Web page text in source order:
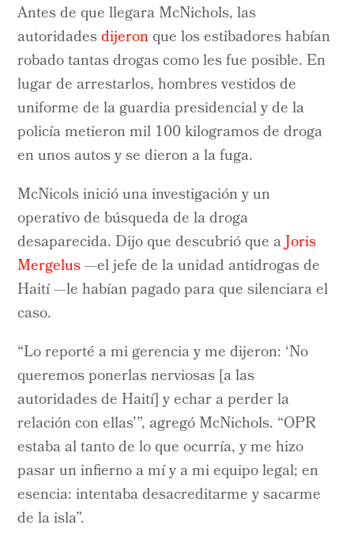
Antes de que llegara McNichols, las
autoridadesdijeronque los estibadores habían
robado tantas drogas como les fue posible. En
lugar de arrestarlos, hombres vestidos de
uniforme de la guardia presidencial y de la
policía metieron mil 100 kilogramos de droga
en unos autos y se dieron a la fuga.
McNicols inició una investigación y un
operativo de búsqueda de la droga
desaparecida. Dijo que descubrió que aJoris
Mergelus—el jefe de la unidad antidrogas de
Haití —le habían pagado para que silenciara el
caso.
“Lo reporté a mi gerencia y me dijeron: ‘No
queremos ponerlas nerviosas [a las
autoridades de Haití] y echar a perder la
relación con ellas’”, agregó McNichols. “OPR
estaba al tanto de lo que ocurría, y me hizo
pasar un infierno a mí y a mi equipo legal; en
esencia: intentaba desacreditarme y sacarme
de la isla”.